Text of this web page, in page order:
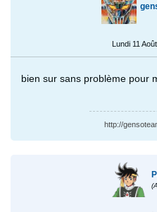
Lundi 11
bien sur sans problème pour
http://